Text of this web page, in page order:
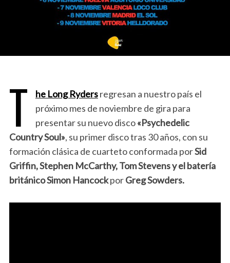
T he Long Rydersregresan a nuestro país el
próximo mes de noviembre de gira para
presentar su nuevo disco«Psychedelic
Country Soul», su primer disco tras 30 años, con su
formación clásica de cuarteto conformada porSid
Griffin, Stephen McCarthy, Tom Stevens y el batería
británico Simon HancockporGreg Sowders.